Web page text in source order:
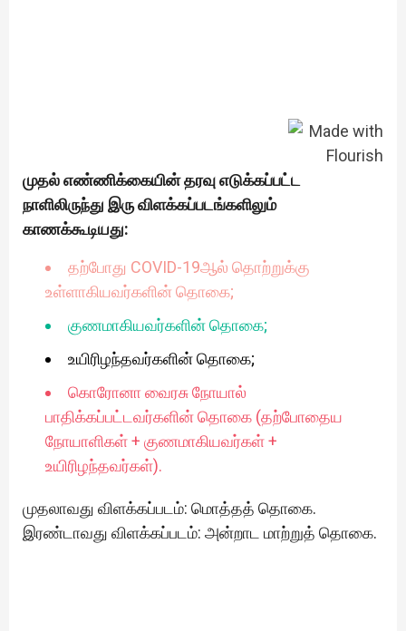
முதல் எண்ணிக்கையின் தரவு எடுக்கப்பட்ட
நாளிலிருந்து இரு விளக்கப்படங்களிலும்
காணக்கூடியது:
தற்போது COVID-19ஆல் தொற்றுக்கு
உள்ளாகியவர்களின் தொகை;
குணமாகியவர்களின் தொகை;
உயிரிழந்தவர்களின் தொகை;
கொரோனா வைரசு நோயால்
பாதிக்கப்பட்டவர்களின் தொகை (தற்போதைய
நோயாளிகள் + குணமாகியவர்கள் +
உயிரிழந்தவர்கள்).
முதலாவது விளக்கப்படம்: மொத்தத் தொகை.
இரண்டாவது விளக்கப்படம்: அன்றாட மாற்றுத் தொகை.